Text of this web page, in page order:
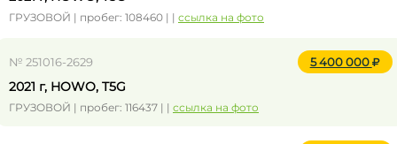
ГРУЗОВОЙ | пробег: 108460 | | ссылка на фото
№ 251016-2629 5 400 000
2021 г, HOWO, T5G
ГРУЗОВОЙ | пробег: 116437 | | ссылка на фото